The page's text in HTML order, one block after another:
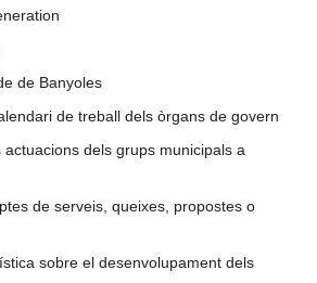
de Banyoles
de treball dels òrgans de govern
actuacions dels grups municipals a
de serveis, queixes, propostes o
sobre el desenvolupament dels